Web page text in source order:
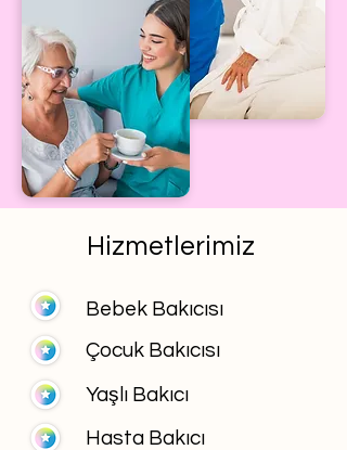
Hizmetlerimiz
Bebek Bakıcısı
Çocuk Bakıcısı
Yaşlı Bakıcı
Hasta Bakıcı